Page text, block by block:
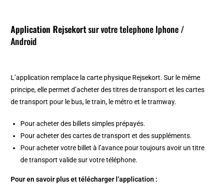
Application Rejsekortsur votre telephone Iphone /
Android
L’application remplace la carte physique Rejsekort. Sur le même
principe, elle permet d’acheter des titres de transport et les cartes
de transport pour le bus, le train, le métro et le tramway.
Pour acheter des billets simples prépayés.
Pour acheter des cartes de transport et des suppléments.
Pour acheter votre billet à l’avance pour toujours avoir un titre
de transport valide sur votre téléphone.
Pour en savoir plus et télécharger l’application :